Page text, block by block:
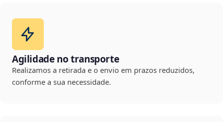
Agilidade no transporte
Realizamos a retirada e o envio em prazos reduzidos,
conforme a sua necessidade.